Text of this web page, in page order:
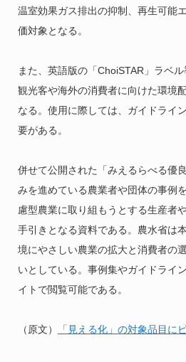
温室効果ガス排出の抑制、再生可能
価対象となる。
また、英語版の「ChoiSTAR」ラベ
観光客や海外の消費者に向けた環境
なる。使用に際しては、ガイドライ
要がある。
併せて公開された「みえるらべる優
みを進めている農業者や団体の事例
慮型農業に取り組もうとする生産者
手引きとなる資料である。農水省は
境にやさしい農業の拡大と消費者の
いとしている。事例集やガイドライ
イトで閲覧可能である。
（原文） 「見える化」の対象品目に